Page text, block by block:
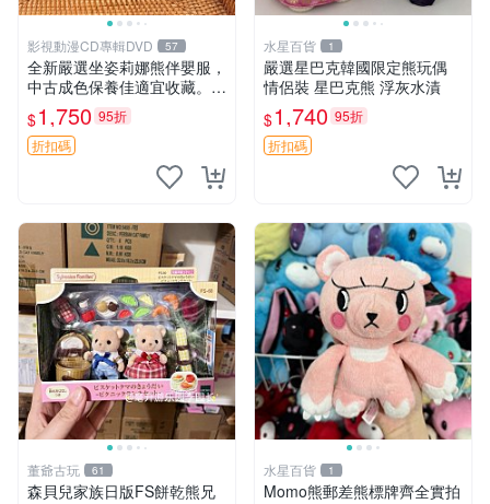
影視動漫CD專輯DVD 57
全新嚴選坐姿莉娜熊伴嬰服，
中古成色保養佳適宜收藏。無
盒子但品質完好，快速出貨。
建議入手！ 中古 玩偶 滬漫
$1,750 95折
折扣碼
水星百貨 1
嚴選星巴克韓國限定熊玩偶
情侶裝 星巴克熊 浮灰水漬
$1,740 95折
折扣碼
董爺古玩 61
森貝兒家族日版FS餅乾熊兄
水星百貨 1
Momo熊郵差熊標牌齊全實拍